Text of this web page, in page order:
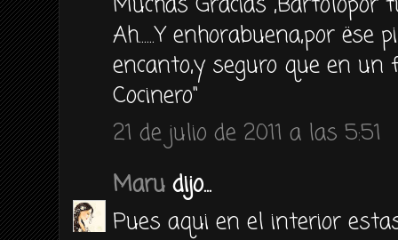
Ah......Y enhorabuena,por ëse
encanto,y seguro que en un
Cocinero"
21 de julio de 2011 a las 5:51
Maru dijo...
Pues aqui en el interior